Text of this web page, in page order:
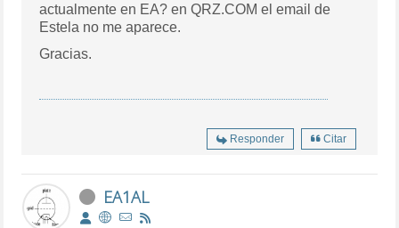
actualmente en EA? en QRZ.COM el email de
Estela no me aparece.
Gracias.
Responder Citar
EA1AL